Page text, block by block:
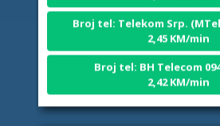
Broj tel: Telekom Srp.
2,45 KM/min
Broj tel: BH Telecom
2,42 KM/min